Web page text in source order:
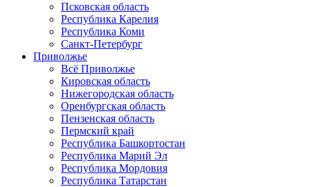
Псковская область
Республика Карелия
Республика Коми
Санкт-Петербург
Приволжье
Всё Приволжье
Кировская область
Нижегородская область
Оренбургская область
Пензенская область
Пермский край
Республика Башкортостан
Республика Марий Эл
Республика Мордовия
Республика Татарстан